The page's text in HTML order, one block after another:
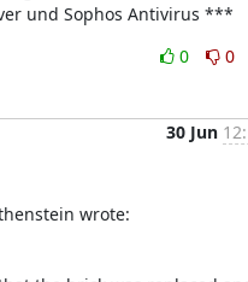
und Sophos Antivirus ***
0
0
30 Jun
wrote: